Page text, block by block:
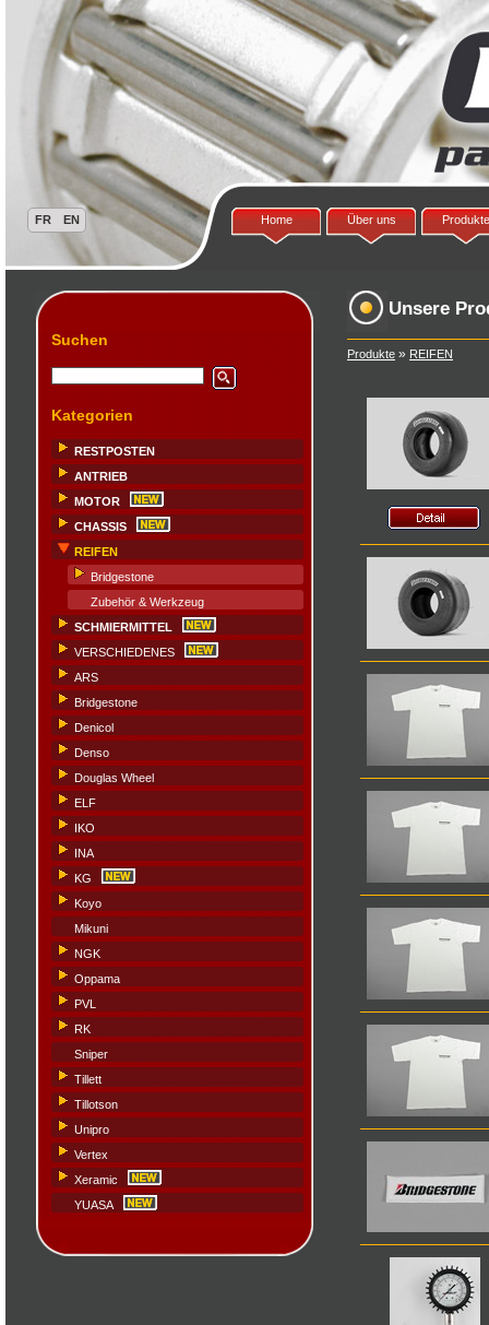
Home Über uns Produkte
Suchen
Kategorien
RESTPOSTEN
ANTRIEB
MOTOR
CHASSIS
REIFEN
Bridgestone
Zubehör & Werkzeug
SCHMIERMITTEL
VERSCHIEDENES
ARS
Bridgestone
Denicol
Denso
Douglas Wheel
ELF
IKO
INA
KG
Koyo
Mikuni
NGK
Oppama
PVL
RK
Sniper
Tillett
Tillotson
Unipro
Vertex
Xeramic
YUASA
Unsere
Produkte » REIFEN